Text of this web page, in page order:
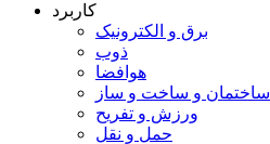
کاربرد
برق و الکترونیک
ذوب
هوافضا
ساختمان و ساخت و ساز
ورزش و تفریح
حمل و نقل